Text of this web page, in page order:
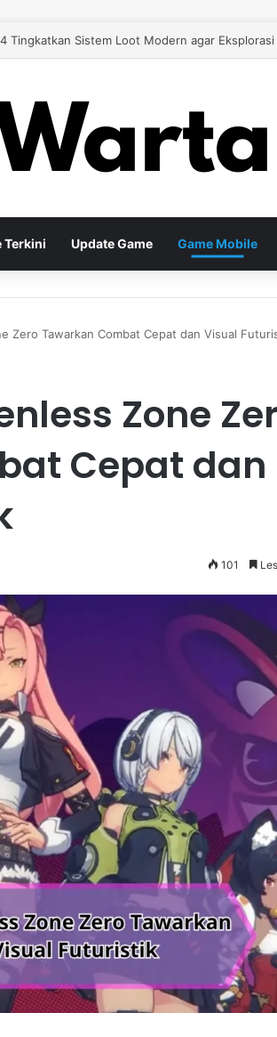
26 Tingkatkan Gameplay Modern untuk
Terkini Update Game Game Mobile
Zero Tawarkan Combat Cepat dan Visual
Zone
Cepat dan
101